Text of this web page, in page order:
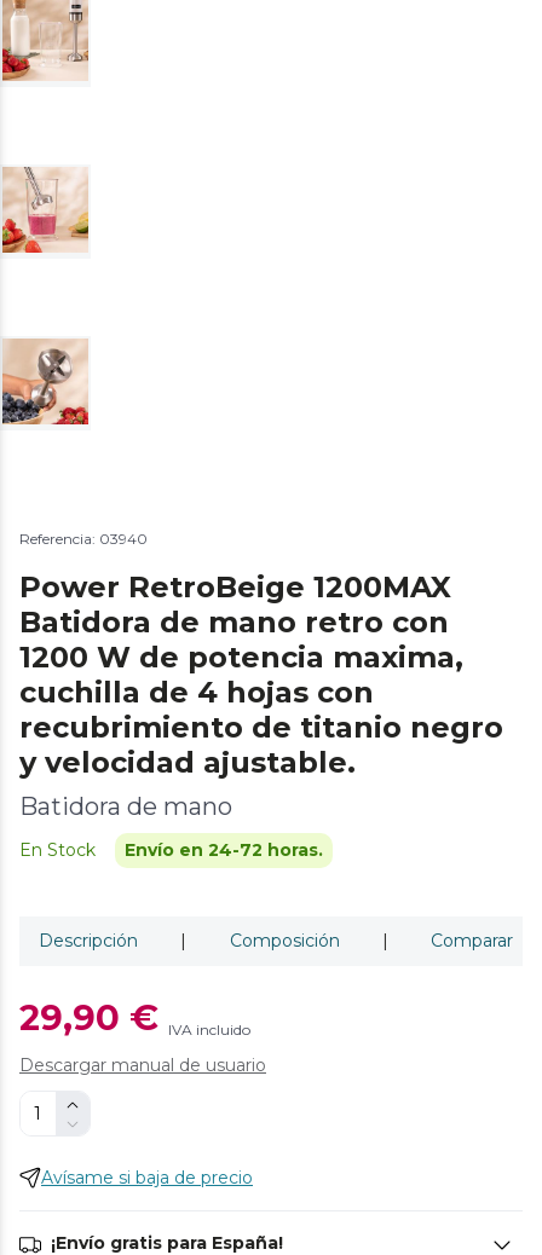
Referencia: 03940
Power RetroBeige 1200MAX
Batidora de mano retro con
1200 W de potencia maxima,
cuchilla de 4 hojas con
recubrimiento de titanio negro
y velocidad ajustable.
Batidora de mano
En Stock Envío en 24-72 horas.
Descripción | Composición | Comparar
29,90 € IVA incluido
Descargar manual de usuario
Avísame si baja de precio
¡Envío gratis para España!